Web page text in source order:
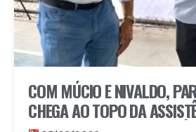
COM MÚCIO E NIVALDO,
CHEGA AO TOPO DA